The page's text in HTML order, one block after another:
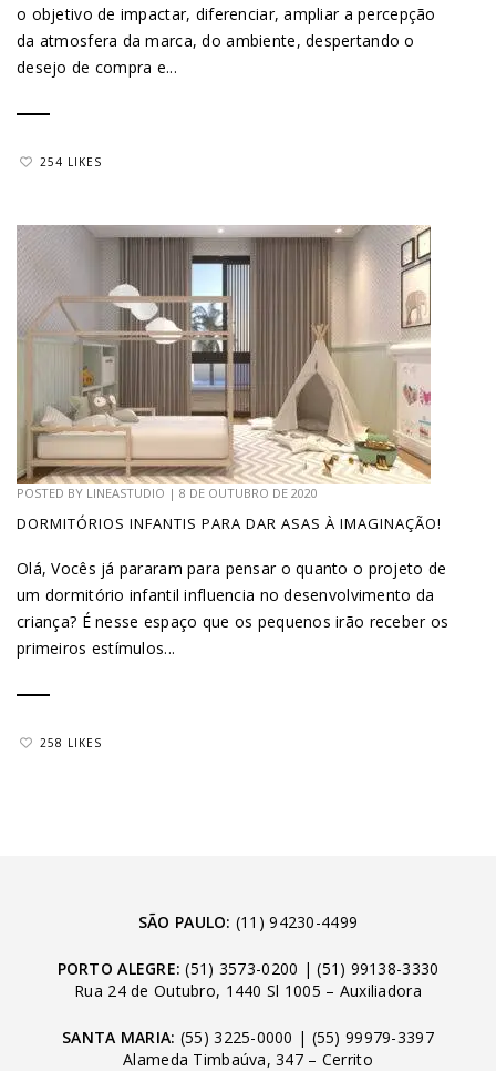
o objetivo de impactar, diferenciar, ampliar a percepção
da atmosfera da marca, do ambiente, despertando o
desejo de compra e...
254 LIKES
POSTED BY LINEASTUDIO | 8 DE OUTUBRO DE 2020
DORMITÓRIOS INFANTIS PARA DAR ASAS À IMAGINAÇÃO!
Olá, Vocês já pararam para pensar o quanto o projeto de
um dormitório infantil influencia no desenvolvimento da
criança? É nesse espaço que os pequenos irão receber os
primeiros estímulos...
258 LIKES
SÃO PAULO: (11) 94230-4499
PORTO ALEGRE: (51) 3573-0200 |(51) 99138-3330
Rua 24 de Outubro, 1440 Sl 1005 – Auxiliadora
SANTA MARIA: (55) 3225-0000 | (55) 99979-3397
Alameda Timbaúva, 347 – Cerrito